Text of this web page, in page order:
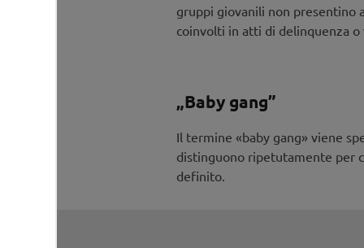
gruppi giovanili non presentino
coinvolti in atti di delinquenza o
„Baby gang”
Il termine «baby gang» viene
distinguono ripetutamente per
definito.